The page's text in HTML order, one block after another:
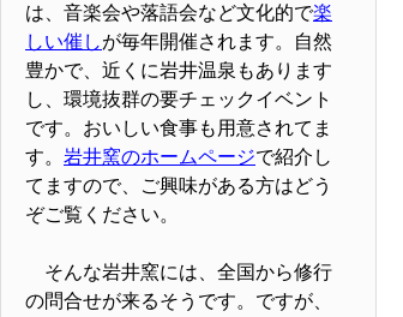
は、音楽会や落語会など文化的で楽
しい催しが毎年開催されます。自然
豊かで、近くに岩井温泉もあります
し、環境抜群の要チェックイベント
です。おいしい食事も用意されてま
す。 岩井窯のホームページで紹介し
てますので、ご興味がある方はどう
ぞご覧ください。
そんな岩井窯には、全国から修行
の問合せが来るそうです。ですが、